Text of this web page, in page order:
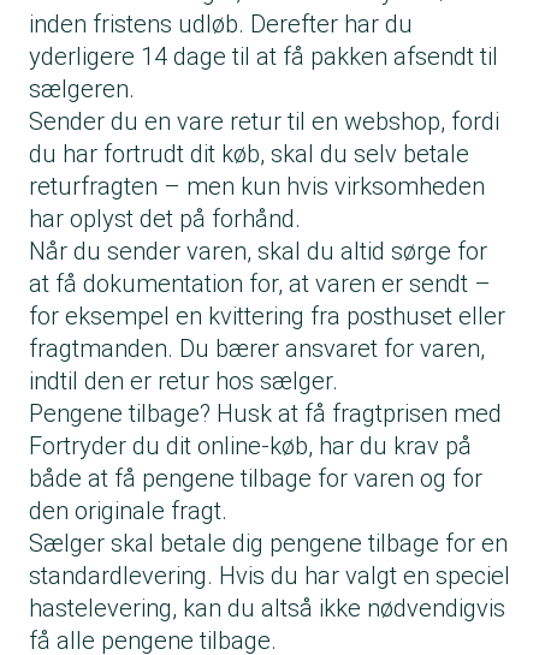
inden fristens udløb. Derefter har du
yderligere 14 dage til at få pakken afsendt til
sælgeren.
Sender du en vare retur til en webshop, fordi
du har fortrudt dit køb, skal du selv betale
returfragten – men kun hvis virksomheden
har oplyst det på forhånd.
Når du sender varen, skal du altid sørge for
at få dokumentation for, at varen er sendt –
for eksempel en kvittering fra posthuset eller
fragtmanden. Du bærer ansvaret for varen,
indtil den er retur hos sælger.
Pengene tilbage? Husk at få fragtprisen med
Fortryder du dit online-køb, har du krav på
både at få pengene tilbage for varen og for
den originale fragt.
Sælger skal betale dig pengene tilbage for en
standardlevering. Hvis du har valgt en speciel
hastelevering, kan du altså ikke nødvendigvis
få alle pengene tilbage.